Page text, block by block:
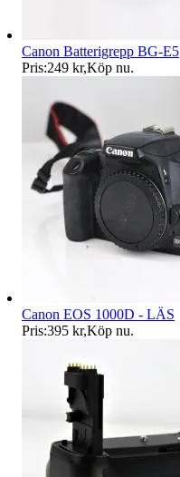
Canon Batterigrepp BG-E5
Pris:249 kr,Köp nu.
Canon EOS 1000D - LÄS
Pris:395 kr,Köp nu.